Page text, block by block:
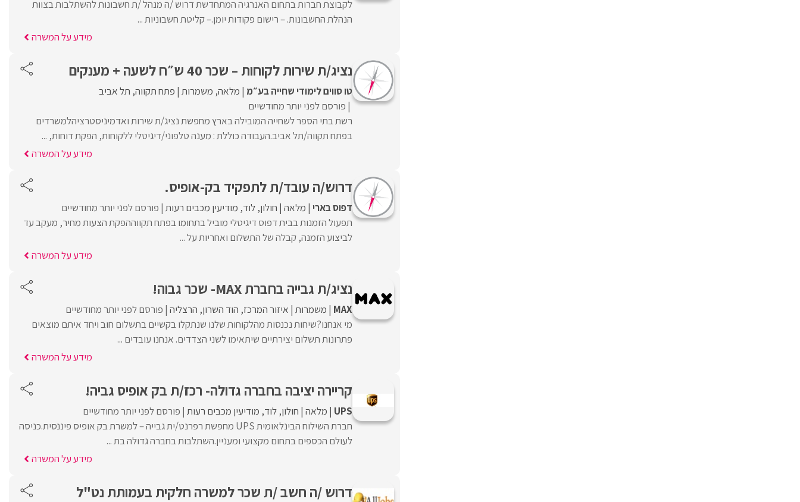
לקבוצת חברות בתחום האנרגיה המתחדשת דרוש /ה מנהל /ת חשבונות להשתלבות בצוות
הנהלת החשבונות. – רישום פקודות יומן.– קליטת חשבוניות ...
מידע על המשרה
נציג/ת שירות לקוחות – שכר 40 ש״ח לשעה + מענקים
טו סווים לימודי שחייה בע״מ מלאה משמרות פתח תקווה תל אביב
פורסם לפני יותר מחודשיים
רשת בתי הספר לשחייה המובילה בארץ מחפשת נציג/ת שירות ואדמיניסטרציהלמשרדים
בפתח תקווה/תל אביב.העבודה כוללת : מענה טלפוני/דיגיטלי ללקוחות, הפקת דוחות, ...
מידע על המשרה
דרוש/ה עובד/ת לתפקיד בק-אופיס.
דפוס בארי מלאה חולון לוד מודיעין מכבים רעות פורסם לפני יותר מחודשיים
תפעול הזמנות בבית דפוס דיגיטלי מוביל בתחומו בפתח תקווההפקת הצעות מחיר, מעקב עד
לביצוע הזמנה, קבלה של התשלום ואחריות על ...
מידע על המשרה
נציג/ת גבייה בחברת MAX- שכר גבוה!
MAX משמרות איזור המרכז הוד השרון הרצליה פורסם לפני יותר מחודשיים
מי אנחנו?שיחות נכנסות מהלקוחות שלנו שנתקלו בקשיים בתשלום חוב ויחד איתם מוצאים
פתרונות תשלום יצירתיים שיתאימו לשני הצדדים. אנחנו עובדים ...
מידע על המשרה
קריירה יציבה בחברה גדולה- רכז/ת בק אופיס גביה!
UPS מלאה חולון לוד מודיעין מכבים רעות פורסם לפני יותר מחודשיים
חברת השילוח הבינלאומית UPS מחפשת רפרנט/ית גבייה – למשרת בק אופיס פיננסית.כניסה
לעולם הכספים בתחום מקצועי ומעניין.השתלבות בחברה גדולה בת ...
מידע על המשרה
דרוש /ה חשב /ת שכר למשרה חלקית בעמותת נט"ל